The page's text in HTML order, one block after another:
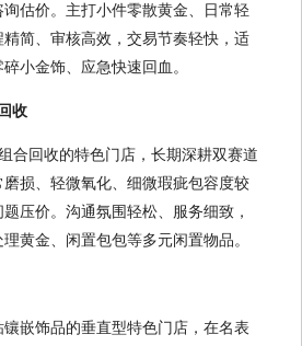
估价。主打小件零散黄金、日常轻
简、审核高效，交易节奏轻快，适
小金饰、应急快速回血。
收
合回收的特色门店，长期深耕双赛道
磨损、轻微氧化、细微瑕疵包容度较
压价。沟通氛围轻松、服务细致，
黄金、闲置包包等多元闲置物品。
嵌饰品的垂直型特色门店，在名表